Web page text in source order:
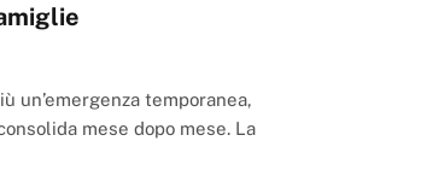
un’emergenza temporanea,
mese dopo mese. La